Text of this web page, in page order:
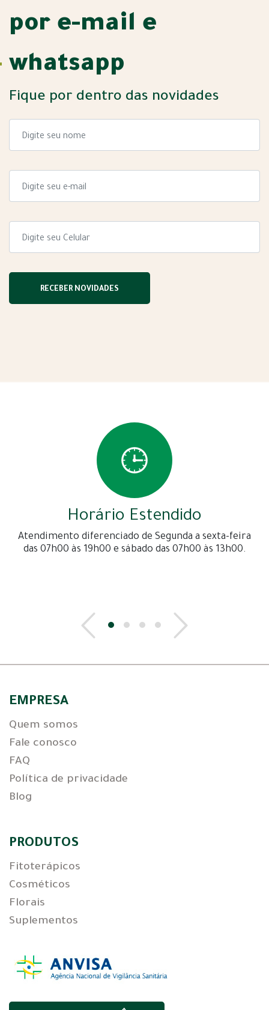
por e-mail e
whatsapp
Fique por dentro das novidades
Horário Estendido
Atendimento diferenciado de Segunda a sexta-feira
das 07h00 às 19h00 e sábado das 07h00 às 13h00.
EMPRESA
Quem somos
Fale conosco
FAQ
Política de privacidade
Blog
PRODUTOS
Fitoterápicos
Cosméticos
Florais
Suplementos